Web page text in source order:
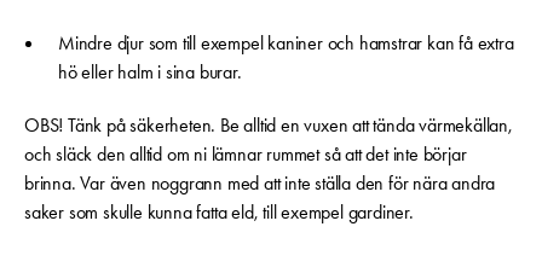
Mindre djur som till exempel kaniner och hamstrar kan få extra
hö eller halm i sina burar.
OBS! Tänk på säkerheten. Be alltid en vuxen att tända värmekällan,
och släck den alltid om ni lämnar rummet så att det inte börjar
brinna. Var även noggrann med att inte ställa den för nära andra
saker som skulle kunna fatta eld, till exempel gardiner.